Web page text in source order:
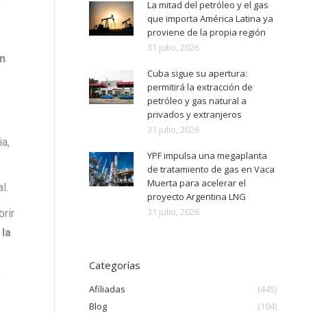
La mitad del petróleo y el gas
que importa América Latina ya
proviene de la propia región
31 julio, 2026
Cuba sigue su apertura:
permitirá la extracción de
petróleo y gas natural a
privados y extranjeros
31 julio, 2026
YPF impulsa una megaplanta
de tratamiento de gas en Vaca
Muerta para acelerar el
proyecto Argentina LNG
31 julio, 2026
Categorías
Afiliadas
(445)
Blog
(104)